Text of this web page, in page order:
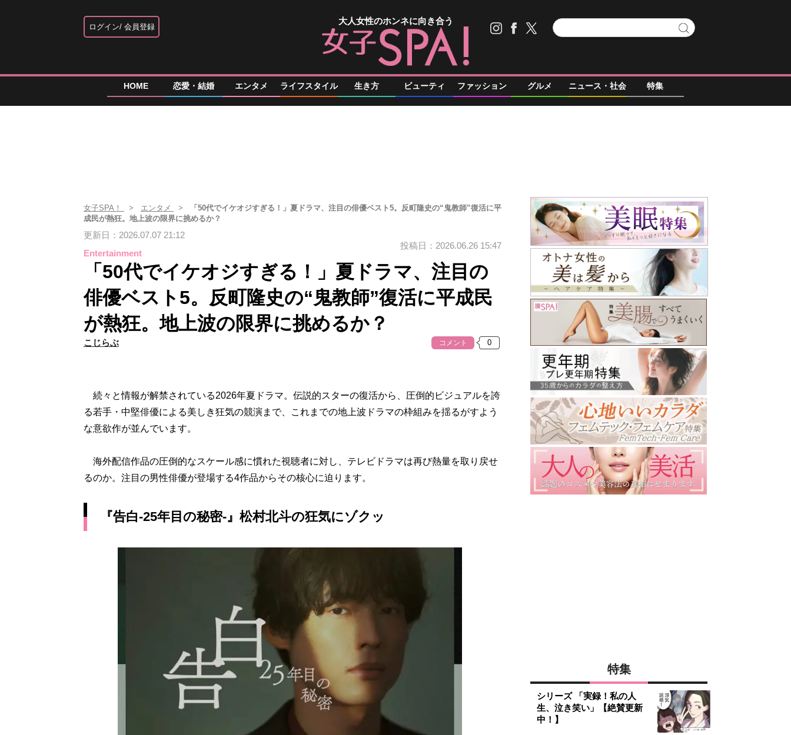
ログイン 会員登録
大人女性のホンネに向き合う
HOME 恋愛・結婚 エンタメ ライフスタイル 生き方 ビューティ ファッション グルメ ニュース・社会 特集
女子SPA！ エンタメ
「50代でイケオジすぎる！」夏ドラマ、注目の俳優ベスト5。反町隆史の“鬼教師”復活に平
成民が熱狂。地上波の限界に挑めるか？
更新日：2026.07.07 21:12
Entertainment
投稿日：2026.06.26 15:47
「50代でイケオジすぎる！」夏ドラマ、注目の
俳優ベスト5。反町隆史の“鬼教師”復活に平成民
が熱狂。地上波の限界に挑めるか？
こじらぶ コメント
続々と情報が解禁されている2026年夏ドラマ。伝説的スターの復活から、圧倒的ビジュアルを誇
る若手・中堅俳優による美しき狂気の競演まで、これまでの地上波ドラマの枠組みを揺るがすよう
な意欲作が並んでいます。
海外配信作品の圧倒的なスケール感に慣れた視聴者に対し、テレビドラマは再び熱量を取り戻せ
るのか。注目の男性俳優が登場する4作品からその核心に迫ります。
『告白-25年目の秘密-』松村北斗の狂気にゾクッ
特集
シリーズ 「実録！私の人
生、泣き笑い」【絶賛更新
中！】